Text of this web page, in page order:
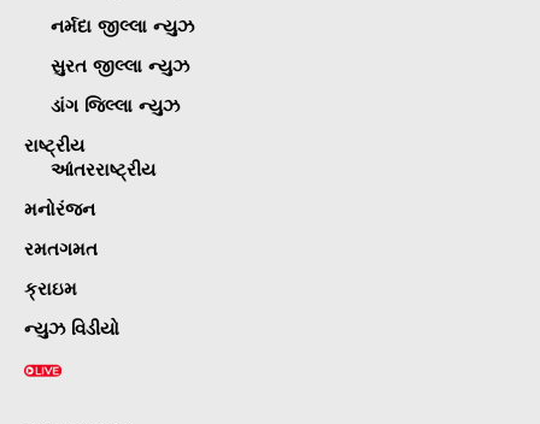
નર્મદા જીલ્લા ન્યુઝ
સુરત જીલ્લા ન્યુઝ
ડાંગ જિલ્લા ન્યુઝ
રાષ્ટ્રીય
આંતરરાષ્ટ્રીય
મનોરંજન
રમતગમત
ક્રાઇમ
ન્યુઝ વિડીયો